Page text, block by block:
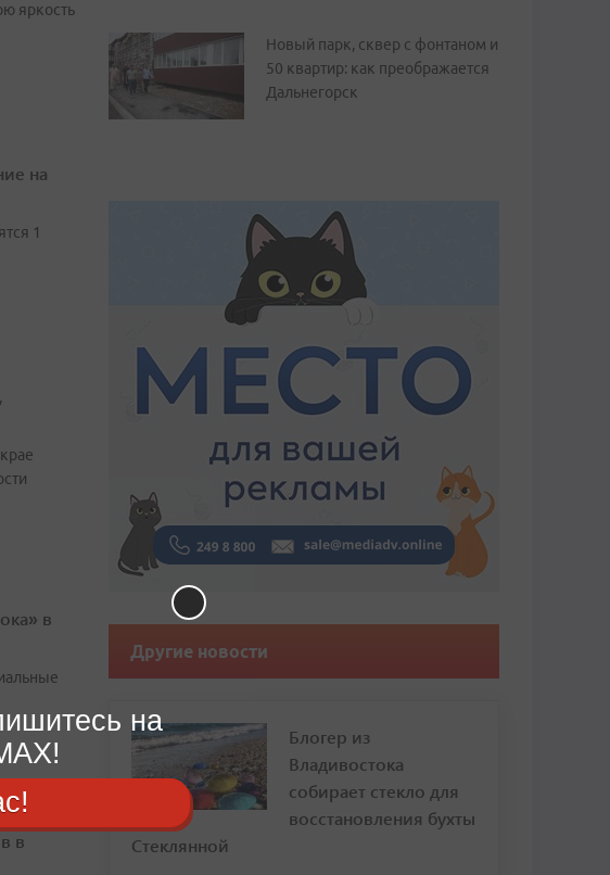
яркость
на
1
в
в
Новый парк, сквер с фонтаном и
50 квартир: как преображается
Дальнегорск
Другие новости
Блогер из
Владивостока
собирает стекло для
восстановления бухты
Стеклянной
на